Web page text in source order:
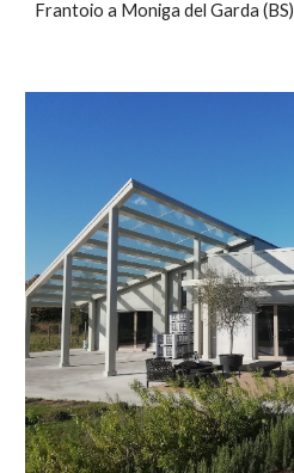
Frantoio a Moniga del Garda (BS)